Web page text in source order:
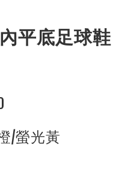
內平底足球鞋
/螢光黃